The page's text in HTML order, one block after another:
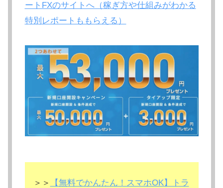
ートFXのサイトへ（稼ぎ方や仕組みがわかる
特別レポートももらえる）
＞＞
【無料でかんたん！スマホOK】トラ